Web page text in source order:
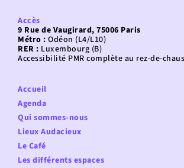
Accès
9 Rue de Vaugirard, 75006 Paris
Métro : Odéon (L4/L10)
RER : Luxembourg (B)
Accessibilité PMR complète au rez-de-
Accueil
Agenda
Qui sommes-nous
Lieux Audacieux
Le Café
Les différents espaces